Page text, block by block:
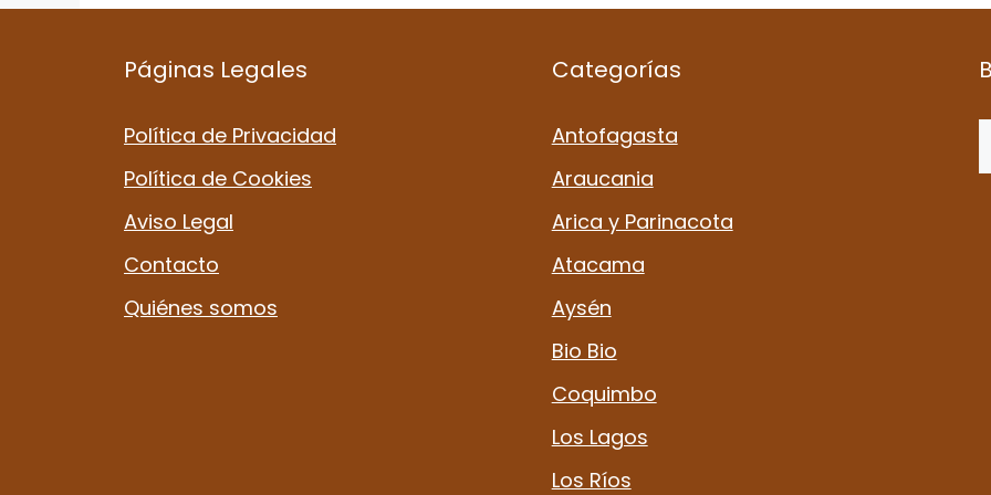
Páginas Legales
Política de Privacidad
Política de Cookies
Aviso Legal
Contacto
Quiénes somos
Categorías
Antofagasta
Araucania
Arica y Parinacota
Atacama
Aysén
Bio Bio
Coquimbo
Los Lagos
Los Ríos